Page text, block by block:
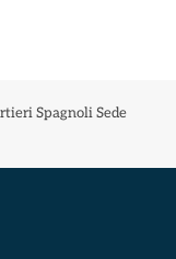
Spagnoli Sede